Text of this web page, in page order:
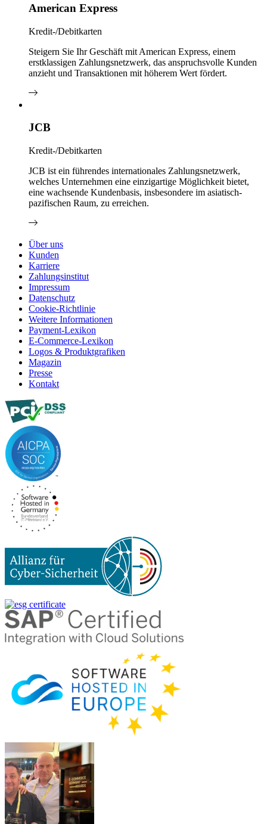
American Express
Kredit-/Debitkarten
Steigern Sie Ihr Geschäft mit American Express, einem
erstklassigen Zahlungsnetzwerk, das anspruchsvolle Kunden
anzieht und Transaktionen mit höherem Wert fördert.
JCB
Kredit-/Debitkarten
JCB ist ein führendes internationales Zahlungsnetzwerk,
welches Unternehmen eine einzigartige Möglichkeit bietet,
eine wachsende Kundenbasis, insbesondere im asiatisch-
pazifischen Raum, zu erreichen.
Über uns
Kunden
Karriere
Zahlungsinstitut
Impressum
Datenschutz
Cookie-Richtlinie
Weitere Informationen
Payment-Lexikon
E-Commerce-Lexikon
Logos & Produktgrafiken
Magazin
Presse
Kontakt